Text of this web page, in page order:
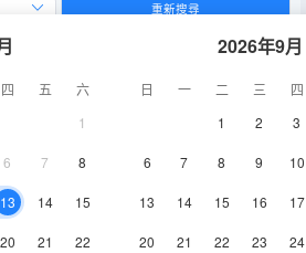
四 五
六
1
6 7 8
13 14 15
20 21 22
2026年9月
日 一 二 三
四
1
2 3
6 7 8 9 10
13 14 15 16 17
20 21 22 23 24
重新搜尋
空調